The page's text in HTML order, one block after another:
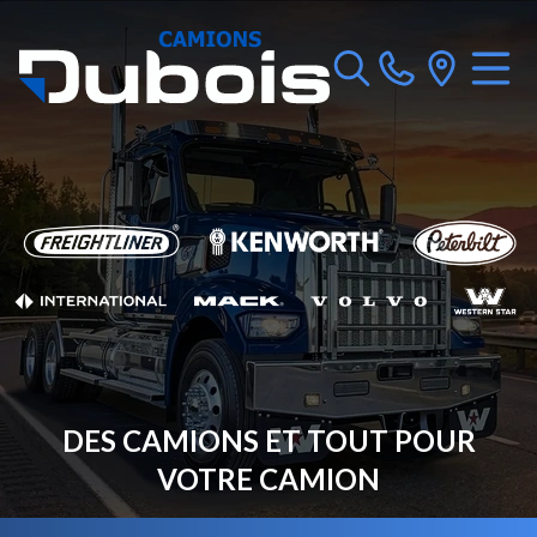
DES CAMIONS ET TOUT POUR
VOTRE CAMION